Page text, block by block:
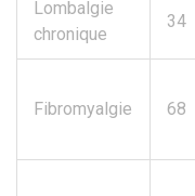
Lombalgie
chronique
34
Fibromyalgie 68